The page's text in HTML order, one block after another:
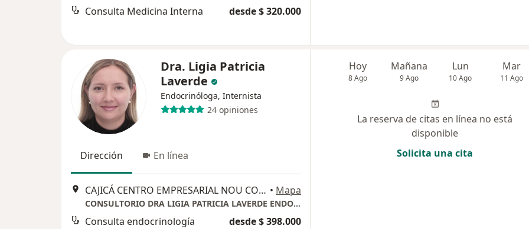
Consulta Medicina Interna desde $ 320.000
Dra. Ligia Patricia
Laverde
Endocrinóloga, Internista
24 opiniones
Dirección En línea
CAJICÁ CENTRO EMPRESARIAL NOU CONSULTORIO 209, Cajicá • Mapa
CONSULTORIO DRA LIGIA PATRICIA LAVERDE ENDOCRINOLOGÍA
Consulta endocrinología desde $ 398.000
Hoy
8 Ago
Mañana
9 Ago
Lun
10 Ago
Mar
11 Ago
La reserva de citas en línea no está
disponible
Solicita una cita